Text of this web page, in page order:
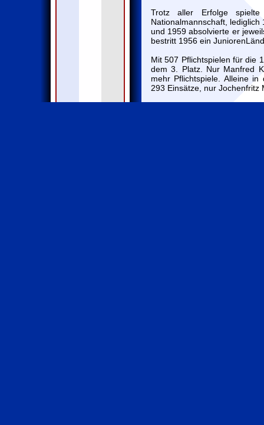
Trotz aller Erfolge
Nationalmannschaft,
und 1959 absolvierte er
bestritt 1956 ein
Mit 507 Pflichtspielen für die
dem 3. Platz. Nur Manfred
mehr Pflichtspiele. Alleine
293 Einsätze, nur Jochenfritz